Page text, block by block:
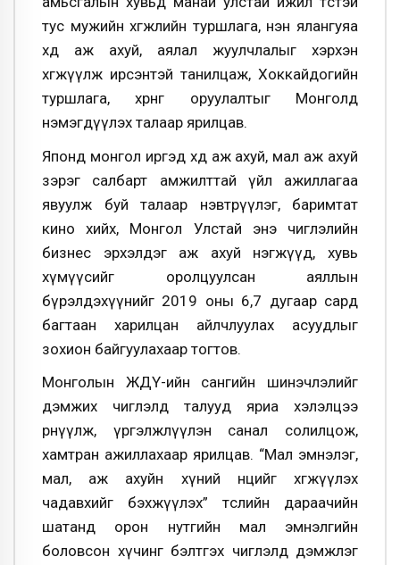
тус мужийн хөгжлийн туршлага, нэн ялангуяа
хөдөө аж ахуй, аялал жуулчлалыг хэрхэн
хөгжүүлж ирсэнтэй танилцаж, Хоккайдогийн
туршлага, хөрөнгө оруулалтыг Монголд
нэмэгдүүлэх талаар ярилцав.
Японд монгол иргэд хөдөө аж ахуй, мал аж ахуй
зэрэг салбарт амжилттай үйл ажиллагаа
явуулж буй талаар нэвтрүүлэг, баримтат
кино хийх, Монгол Улстай энэ чиглэлийн
бизнес эрхэлдэг аж ахуй нэгжүүд, хувь
хүмүүсийг оролцуулсан аяллын
бүрэлдэхүүнийг 2019 оны 6,7 дугаар сард
багтаан харилцан айлчлуулах асуудлыг
зохион байгуулахаар тогтов.
Монголын ЖДҮ-ийн сангийн шинэчлэлийг
дэмжих чиглэлд талууд яриа хэлэлцээ
өрнүүлж, үргэлжлүүлэн санал солилцож,
хамтран ажиллахаар ярилцав. “Мал эмнэлэг,
мал, аж ахуйн хүний нөөцийг хөгжүүлэх
чадавхийг бэхжүүлэх” төслийн дараачийн
шатанд орон нутгийн мал эмнэлгийн
боловсон хүчинг бэлтгэх чиглэлд дэмжлэг